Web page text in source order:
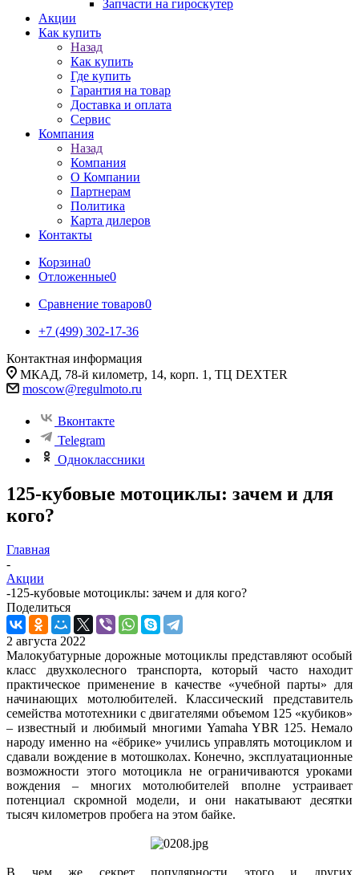
Запчасти на гироскутер
Акции
Как купить
Назад
Как купить
Где купить
Гарантия на товар
Доставка и оплата
Сервис
Компания
Назад
Компания
О Компании
Партнерам
Политика
Карта дилеров
Контакты
Корзина0
Отложенные0
Сравнение товаров0
+7 (499) 302-17-36
Контактная информация
МКАД, 78-й километр, 14, корп. 1, ТЦ DEXTER
moscow@regulmoto.ru
Вконтакте
Telegram
Одноклассники
125-кубовые мотоциклы: зачем и для
кого?
Главная
-
Акции
-125-кубовые мотоциклы: зачем и для кого?
Поделиться
2 августа 2022
Малокубатурные дорожные мотоциклы представляют особый
класс двухколесного транспорта, который часто находит
практическое применение в качестве «учебной парты» для
начинающих мотолюбителей. Классический представитель
семейства мототехники с двигателями объемом 125 «кубиков»
– известный и любимый многими Yamaha YBR 125. Немало
народу именно на «ёбрике» учились управлять мотоциклом и
сдавали вождение в мотошколах. Конечно, эксплуатационные
возможности этого мотоцикла не ограничиваются уроками
вождения – многих мотолюбителей вполне устраивает
потенциал скромной модели, и они накатывают десятки
тысяч километров пробега на этом байке.
В чем же секрет популярности этого и других